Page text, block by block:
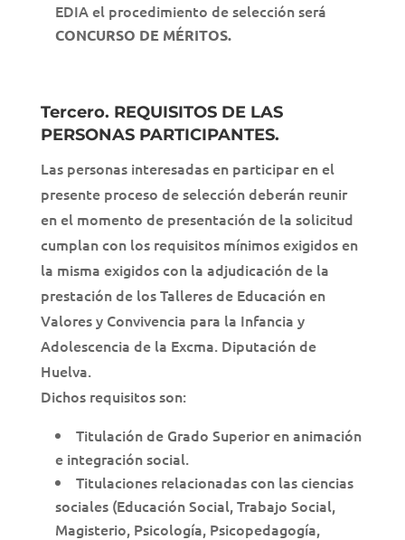
EDIA el procedimiento de selección será
CONCURSO DE MÉRITOS.
Tercero. REQUISITOS DE LAS
PERSONAS PARTICIPANTES.
Las personas interesadas en participar en el
presente proceso de selección deberán reunir
en el momento de presentación de la solicitud
cumplan con los requisitos mínimos exigidos en
la misma exigidos con la adjudicación de la
prestación de los Talleres de Educación en
Valores y Convivencia para la Infancia y
Adolescencia de la Excma. Diputación de
Huelva.
Dichos requisitos son:
Titulación de Grado Superior en animación
e integración social.
Titulaciones relacionadas con las ciencias
sociales (Educación Social, Trabajo Social,
Magisterio, Psicología, Psicopedagogía,